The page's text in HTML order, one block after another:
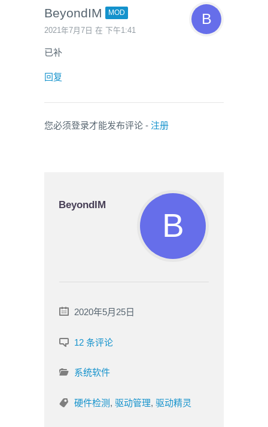
BeyondIM MOD
2021年7月7日 在 下午1:41
已补
回复
您必须登录才能发布评论 - 注册
BeyondIM
2020年5月25日
12 条评论
系统软件
硬件检测 , 驱动管理, 驱动精灵